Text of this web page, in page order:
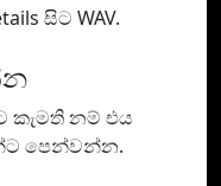
සිට WAV.
කැමති නම් එය
පෙන්වන්න.